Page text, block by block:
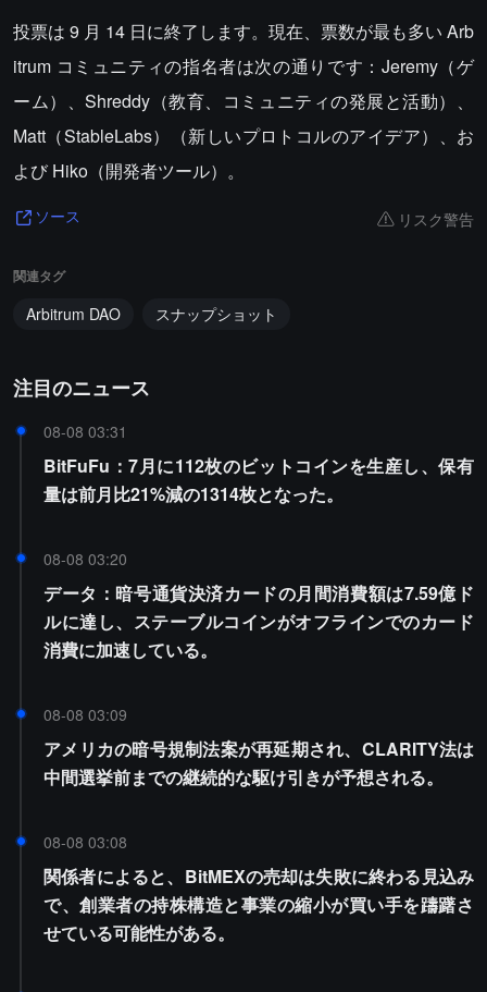
投票は 9 月 14 日に終了します。現在、票数が最も多い Arb
itrum コミュニティの指名者は次の通りです：Jeremy（ゲ
ーム）、Shreddy（教育、コミュニティの発展と活動）、
Matt（StableLabs）（新しいプロトコルのアイデア）、お
よび Hiko（開発者ツール）。
ソース リスク警告
関連タグ
Arbitrum DAO スナップショット
注目のニュース
08-08 03:31
BitFuFu：7月に112枚のビットコインを生産し、保有
量は前月比21%減の1314枚となった。
08-08 03:20
データ：暗号通貨決済カードの月間消費額は7.59億ド
ルに達し、ステーブルコインがオフラインでのカード
消費に加速している。
08-08 03:09
アメリカの暗号規制法案が再延期され、CLARITY法は
中間選挙前までの継続的な駆け引きが予想される。
08-08 03:08
関係者によると、BitMEXの売却は失敗に終わる見込み
で、創業者の持株構造と事業の縮小が買い手を躊躇さ
せている可能性がある。